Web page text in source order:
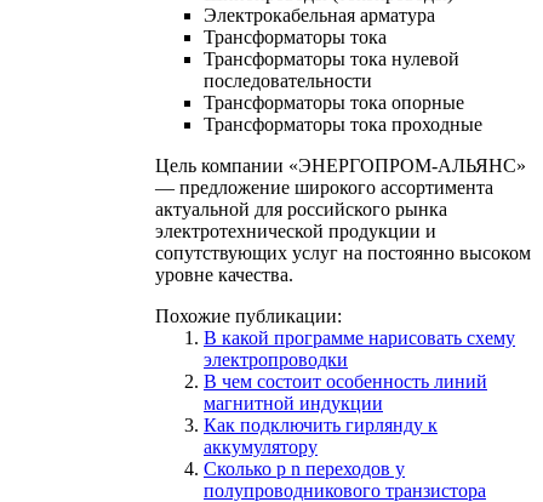
Электрокабельная арматура
Трансформаторы тока
Трансформаторы тока нулевой
последовательности
Трансформаторы тока опорные
Трансформаторы тока проходные
Цель компании «ЭНЕРГОПРОМ-АЛЬЯНС»
— предложение широкого ассортимента
актуальной для российского рынка
электротехнической продукции и
сопутствующих услуг на постоянно высоком
уровне качества.
Похожие публикации:
В какой программе нарисовать схему
электропроводки
В чем состоит особенность линий
магнитной индукции
Как подключить гирлянду к
аккумулятору
Сколько p n переходов у
полупроводникового транзистора